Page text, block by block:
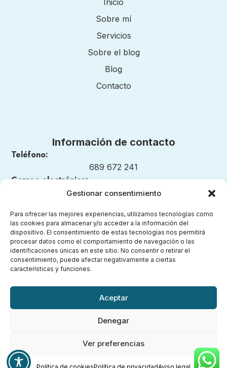
Gestionar consentimiento
Para ofrecer las mejores experiencias, utilizamos tecnologías como
las cookies para almacenar y/o acceder a la información del
dispositivo. El consentimiento de estas tecnologías nos permitirá
procesar datos como el comportamiento de navegación o las
identificaciones únicas en este sitio. No consentir o retirar el
consentimiento, puede afectar negativamente a ciertas
características y funciones.
Aceptar
Denegar
Ver preferencias
Inicio
Sobre mí
Servicios
Sobre el blog
Blog
Contacto
Información de contacto
Teléfono:
689 672 241
Correo electrónico:
nuestrosmomentosmontessori@gmail.com
Legal
Aviso legal
Política de cookies (UE)
Accesibilidad